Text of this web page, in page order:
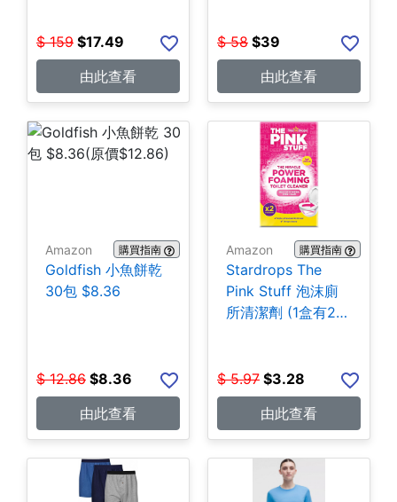
$ 159 $17.49
由此查看
$ 58 $39
由此查看
Amazon 購買指南
Goldfish 小魚餅乾
30包 $8.36
$ 12.86 $8.36
由此查看
Amazon 購買指南
Stardrops The
Pink Stuff 泡沫廁
所清潔劑 (1盒有2
$ 5.97 $3.28
由此查看